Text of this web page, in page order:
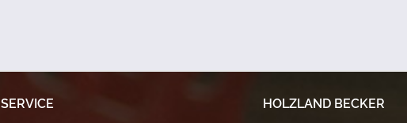
SERVICE HOLZLAND BECKER